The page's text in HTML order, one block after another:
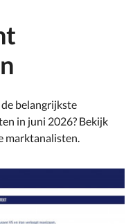
belangrijkste
in juni 2026? Bekijk
marktanalisten.